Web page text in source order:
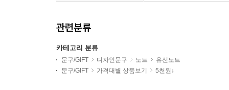
관련분류
카테고리 분류
문구/GIFT 디자인문구 노트
유선노트
문구/GIFT
가격대별 상품보기 5천원↓